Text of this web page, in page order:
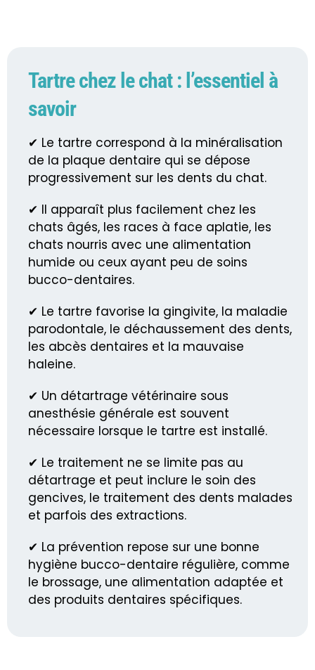
Tartre chez le chat : l’essentiel à
savoir
✔ Le tartre correspond à la minéralisation
de la plaque dentaire qui se dépose
progressivement sur les dents du chat.
✔ Il apparaît plus facilement chez les
chats âgés, les races à face aplatie, les
chats nourris avec une alimentation
humide ou ceux ayant peu de soins
bucco-dentaires.
✔ Le tartre favorise la gingivite, la maladie
parodontale, le déchaussement des dents,
les abcès dentaires et la mauvaise
haleine.
✔ Un détartrage vétérinaire sous
anesthésie générale est souvent
nécessaire lorsque le tartre est installé.
✔ Le traitement ne se limite pas au
détartrage et peut inclure le soin des
gencives, le traitement des dents malades
et parfois des extractions.
✔ La prévention repose sur une bonne
hygiène bucco-dentaire régulière, comme
le brossage, une alimentation adaptée et
des produits dentaires spécifiques.